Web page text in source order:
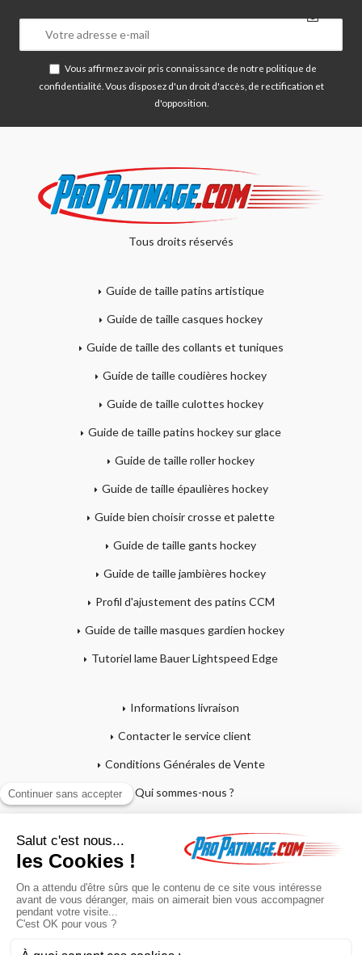
Vous affirmez avoir pris connaissance de notre politique de
confidentialité . Vous disposez d'un droit d'accès, de rectification et
d'opposition.
Tous droits réservés
Guide de taille patins artistique
Guide de taille casques hockey
Guide de taille des collants et tuniques
Guide de taille coudières hockey
Guide de taille culottes hockey
Guide de taille patins hockey sur glace
Guide de taille roller hockey
Guide de taille épaulières hockey
Guide bien choisir crosse et palette
Guide de taille gants hockey
Guide de taille jambières hockey
Profil d'ajustement des patins CCM
Guide de taille masques gardien hockey
Tutoriel lame Bauer Lightspeed Edge
Informations livraison
Contacter le service client
Conditions Générales de Vente
Qui sommes-nous ?
Mon compte
Mon panier